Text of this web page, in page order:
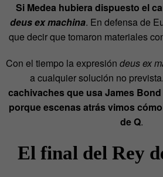
Si Medea hubiera dispuesto el
deus ex machina. En defensa de
que decir que tomaron materiales
Con el tiempo la expresión deus ex
a cualquier solución no prevista.
cachivaches que usa James
porque escenas atrás vimos
de Q.
El final del Rey